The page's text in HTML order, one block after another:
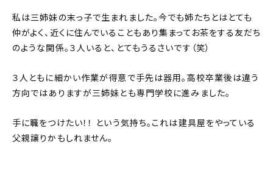
私は三姉妹の末っ子で生まれました。今でも姉たちとはとても
仲がよく、近くに住んでいることもあり集まってお茶をする友だち
のような関係。３人いると、とてもうるさいです（笑）
３人ともに細かい作業が得意で手先は器用。高校卒業後は違う
方向ではありますが三姉妹とも専門学校に進みました。
手に職をつけたい！！ という気持ち。これは建具屋をやっている
父親譲りかもしれません。